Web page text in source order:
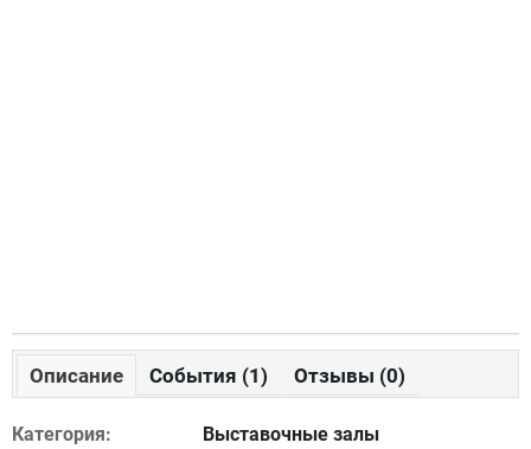
Описание События (1) Отзывы (0)
Категория:
Выставочные залы